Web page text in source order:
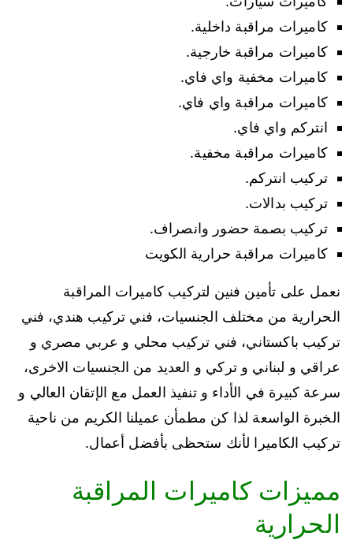
كاميرات مراقبة داخلية.
كاميرات مراقبة خارجية.
كاميرات مخفية واي فاي.
كاميرات مراقبة واي فاي.
انتركم واي فاي.
كاميرات مراقبة مخفية.
تركيب انتركم.
تركيب بدالات.
تركيب بصمة حضور وانصراف.
كاميرات مراقبة حرارية الكويت
نعمل على تأمين فنين لتركيب كاميرات المراقبة
الحرارية من مختلف الجنسيات، فني تركيب هندي، فني
تركيب باكستاني، فني تركيب محلي و عربي مصري و
عراقي و لبناني و تركي و العديد من الجنسيات الاخرى،
سرعة كبيرة في الأداء و تنفيذ العمل مع الإتقان العالي و
الخبرة الواسعة لذا كن مطمأن عميلنا الكريم من ناحية
تركيب الكاميرا لأنك ستحظى بأفضل أعمال.
مميزات كاميرات المراقبة
الحرارية